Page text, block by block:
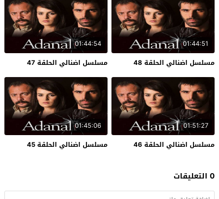
01:44:51
مسلسل اضنالي الحلقة 48
01:44:54
مسلسل اضنالي الحلقة 47
01:51:27
مسلسل اضنالي الحلقة 46
01:45:06
مسلسل اضنالي الحلقة 45
0 التعليقات